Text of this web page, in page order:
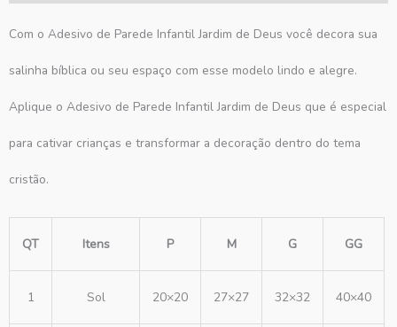
Com o Adesivo de Parede Infantil Jardim de Deus você decora sua
salinha bíblica ou seu espaço com esse modelo lindo e alegre.
Aplique o Adesivo de Parede Infantil Jardim de Deus que é especial
para cativar crianças e transformar a decoração dentro do tema
cristão.
QT Itens P M G GG
1 Sol 20×20 27×27 32×32 40×40